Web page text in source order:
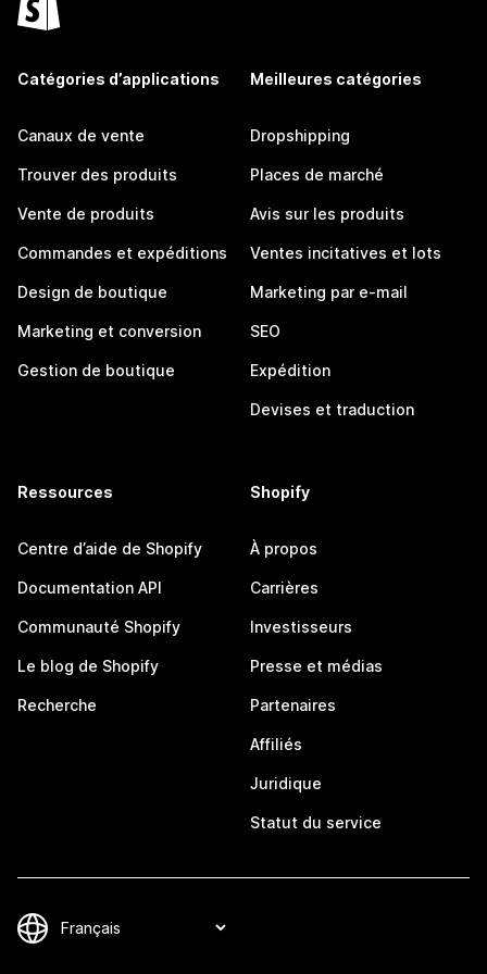
Catégories d’applications
Canaux de vente
Trouver des produits
Vente de produits
Commandes et expéditions
Design de boutique
Marketing et conversion
Gestion de boutique
Meilleures catégories
Dropshipping
Places de marché
Avis sur les produits
Ventes incitatives et lots
Marketing par e-mail
SEO
Expédition
Devises et traduction
Ressources
Centre d’aide de Shopify
Documentation API
Communauté Shopify
Le blog de Shopify
Recherche
Shopify
À propos
Carrières
Investisseurs
Presse et médias
Partenaires
Affiliés
Juridique
Statut du service